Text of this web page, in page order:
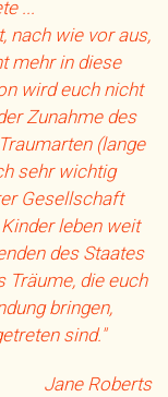
...
nach wie vor aus,
mehr in diese
wird euch nicht
Zunahme des
(lange
sehr wichtig
Gesellschaft
leben weit
des Staates
Träume, die euch
bringen,
sind."
Jane Roberts